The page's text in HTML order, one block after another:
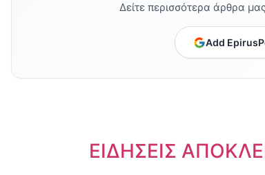
Δείτε περισσότερα άρθρα
Add
ΕΙΔΗΣΕΙΣ
Dnews.gr